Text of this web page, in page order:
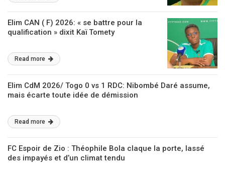
Elim CAN ( F) 2026: « se battre pour la
qualification » dixit Kaï Tomety
Read more
Elim CdM 2026/ Togo 0 vs 1 RDC: Nibombé Daré assume,
mais écarte toute idée de démission
Read more
FC Espoir de Zio : Théophile Bola claque la porte, lassé
des impayés et d’un climat tendu